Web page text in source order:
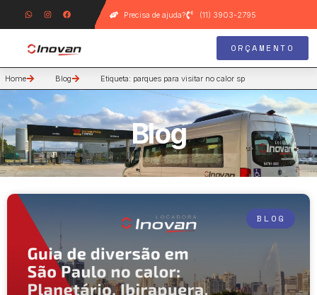
Precisa de ajuda? (11) 3903-2795
ORÇAMENTO
Home Blog Etiqueta: parques para visitar no calor sp
Blog
BLOG